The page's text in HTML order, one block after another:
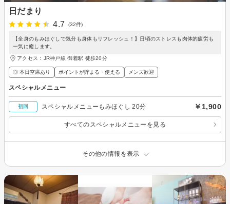
日だまり
4.7
(32件)
【全身のもみほぐしで気分も身体もリフレッシュ！】日頃のストレスも肉体的疲労も
一気に癒します。
アクセス：JR神戸線 御着駅 徒歩20分
◎ 本日空席あり ポイントが貯まる・使える メンズ歓迎
スペシャルメニュー
初回 スペシャルメニューもみほぐし 20分 ￥1,900
すべてのスペシャルメニューを見る
その他の情報を表示